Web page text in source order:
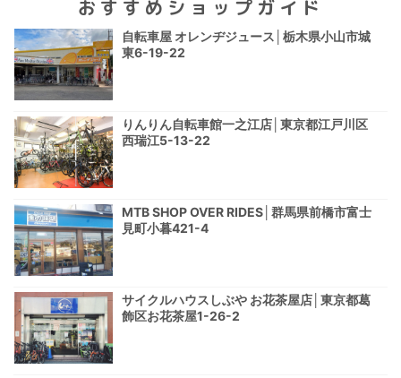
おすすめショップガイド
自転車屋 オレンヂジュース│栃木県小山市城
東6-19-22
りんりん自転車館一之江店│東京都江戸川区
西瑞江5-13-22
MTB SHOP OVER RIDES│群馬県前橋市富士
見町小暮421-4
サイクルハウスしぶや お花茶屋店│東京都葛
飾区お花茶屋1-26-2